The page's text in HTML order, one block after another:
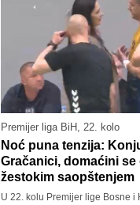
Premijer liga BiH, 22. kolo
Noć puna tenzija:
Gračanici, domaćini se
žestokim saopštenjem
U 22. kolu Premijer lige Bosne i